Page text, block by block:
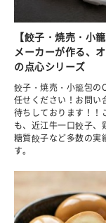
【餃子・焼売・小
メーカーが作る、
の点心シリーズ
餃子・焼売・小籠包の
任せください！お問い
待ちしております！！
も、近江牛一口餃子、
糖質餃子など多数の実
す。